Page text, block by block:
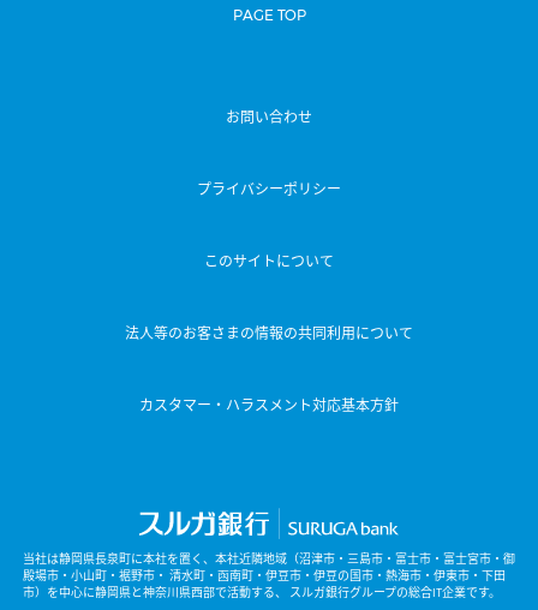
PAGE TOP
お問い合わせ
プライバシーポリシー
このサイトについて
法人等のお客さまの情報の共同利用について
カスタマー・ハラスメント対応基本方針
当社は静岡県長泉町に本社を置く、本社近隣地域（沼津市・三島市・富士市・富士宮市・御
殿場市・小山町・裾野市・ 清水町・函南町・伊豆市・伊豆の国市・熱海市・伊東市・下田
市）を中心に静岡県と神奈川県西部で活動する、
スルガ銀行グループの総合IT企業です。